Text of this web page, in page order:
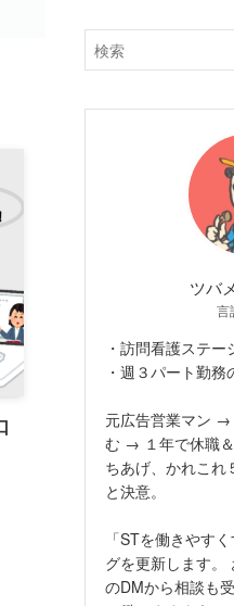
ツバ
言
・訪問看護ステ
・週３パート勤
元広告営業マン →
む → １年で休職
ちあげ、かれこれ
と決意。
「STを働きやす
グを更新します。
のDMから相談も